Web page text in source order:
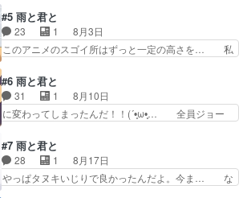
から藤さんだね。しかし、… みんな美人さんで
す。ついに「たぬき」とい… 主人公が自分と同じ
感覚持ってて一人で空と…
メ、バッドガール魅力がないわけではな… 独身女
性を見るために見ている。続きが気に… 藤は母道
子から花火を見に行こうと誘われお… なーんも考
えないでボーっと観れる。あと希… 雨宿りを考え
ろすぎるって犬くんはお父さ… 主人公なんで乗れ
たバスに乗らなかったんだ… 犬はアウトだけどた
ぬきはいいのか……そし…
#5 雨と君と
23 1
8月3日
このアニメのスゴイ所はずっと一定の高さを… 私
担当編集者の橋上から漫画原作の仕事を… 諸星す
みれさんに宮本侑芽さんが登場したな… アライグ
マ説たぬき説雑種の犬説出てきたけ… 今日もワン
ちゃ・・・いや、アライグマちゃ… はたして、犬
そのまま食えよ、無駄に清潔… ５話に出てきたま
な板。このタイプのまな板… 都会って、銀杏並木
に栗の木も植っているの…
#6 雨と君と
31 1
8月10日
に変わってしまったんだ！！(´•̥ω•̥… 全員ジョー
んの関係構築が一応メインだけ… フードコート
で、また明日今期は癒しアニメ… 藤の双子の弟テ
ルが訪ねてくる。その後テル… 個人的に早見さん
の演技がこれまでのクール… 猫、あんまり人んち
#7 雨と君と
28 1
8月17日
やっぱタヌキいじりで良かったんだよ。今ま… な